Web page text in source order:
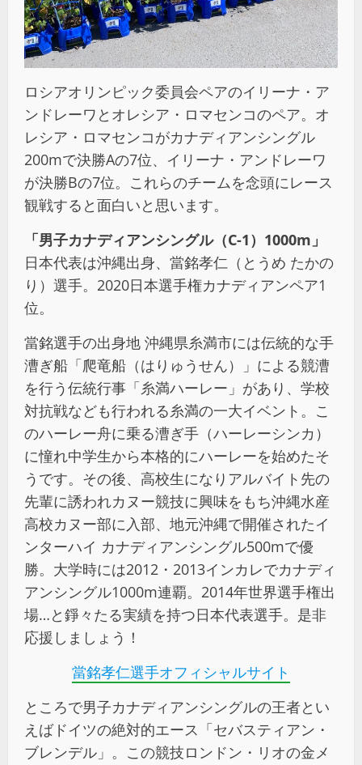
ロシアオリンピック委員会ペアのイリーナ・ア
ンドレーワとオレシア・ロマセンコのペア。オ
レシア・ロマセンコがカナディアンシングル
200mで決勝Aの7位、イリーナ・アンドレーワ
が決勝Bの7位。これらのチームを念頭にレース
観戦すると面白いと思います。
「男子カナディアンシングル（C-1）1000m」
日本代表は沖縄出身、當銘孝仁（とうめ たかの
り）選手。2020日本選手権カナディアンペア1
位。
當銘選手の出身地 沖縄県糸満市には伝統的な手
漕ぎ船「爬竜船（はりゅうせん）」による競漕
を行う伝統行事「糸満ハーレー」があり、学校
対抗戦なども行われる糸満の一大イベント。こ
のハーレー舟に乗る漕ぎ手（ハーレーシンカ）
に憧れ中学生から本格的にハーレーを始めたそ
うです。その後、高校生になりアルバイト先の
先輩に誘われカヌー競技に興味をもち沖縄水産
高校カヌー部に入部、地元沖縄で開催されたイ
ンターハイ カナディアンシングル500mで優
勝。大学時には2012・2013インカレでカナディ
アンシングル1000m連覇。2014年世界選手権出
場…と錚々たる実績を持つ日本代表選手。是非
応援しましょう！
當銘孝仁選手オフィシャルサイト
ところで男子カナディアンシングルの王者とい
えばドイツの絶対的エース「セバスティアン・
ブレンデル」。この競技ロンドン・リオの金メ